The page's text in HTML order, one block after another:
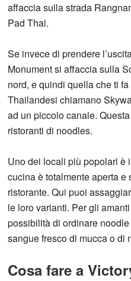
affaccia sulla strada
Pad Thai.
Se invece di prendere
Monument si affaccia sulla
nord, e quindi quella che ti
Thailandesi chiamano
ad un piccolo canale.
ristoranti di noodles.
Uno dei locali più popolari è
cucina è totalmente aperta e
ristorante. Qui puoi
le loro varianti. Per gli
possibilità di ordinare
sangue fresco di mucca o di
Cosa fare a